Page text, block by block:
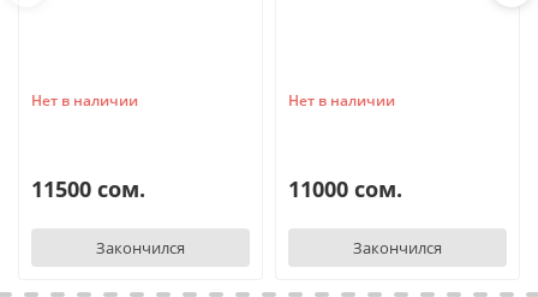
Нет в наличии
11500 сом.
Закончился
Нет в наличии
11000 сом.
Закончился